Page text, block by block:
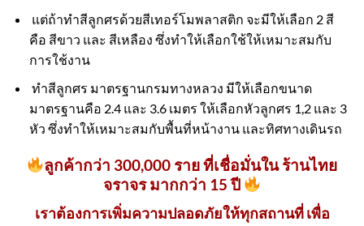
แต่ถ้าทำสีลูกศรด้วยสีเทอร์โมพลาสติก จะมีให้เลือก 2 สี
คือ สีขาว และ สีเหลือง ซึ่งทำให้เลือกใช้ให้เหมาะสมกับ
การใช้งาน
ทำสีลูกศร มาตรฐานกรมทางหลวง มีให้เลือกขนาด
มาตรฐานคือ 2.4 และ 3.6 เมตร ให้เลือกหัวลูกศร 1,2 และ 3
หัว ซึ่งทำให้เหมาะสมกับพื้นที่หน้างาน และทิศทางเดินรถ
ลูกค้ากว่า 300,000 ราย ที่เชื่อมั่นใน ร้านไทย
จราจร มากกว่า 15 ปี
เราต้องการเพิ่มความปลอดภัยให้ทุกสถานที่ เพื่อ